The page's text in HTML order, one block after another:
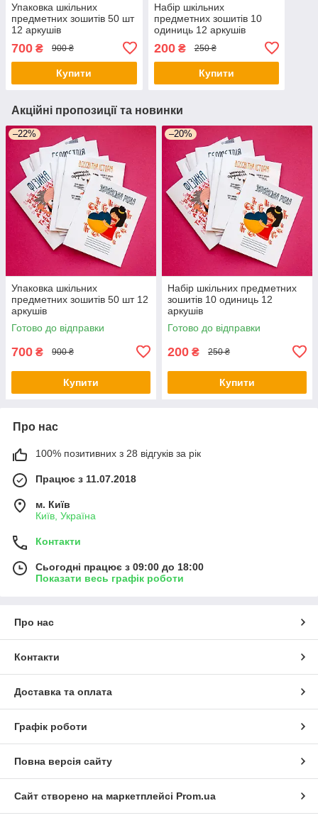
Упаковка шкільних
предметних зошитів 50 шт
12 аркушів
700 ₴ 900 ₴
Купити
Набір шкільних
предметних зошитів 10
одиниць 12 аркушів
200₴ 250 ₴
Купити
Акційні пропозиції та новинки
–22%
Упаковка шкільних
предметних зошитів 50 шт 12
аркушів
Готово до відправки
700 ₴ 900 ₴
Купити
–20%
Набір шкільних предметних
зошитів 10 одиниць 12
аркушів
Готово до відправки
200 ₴ 250 ₴
Купити
Про нас
100% позитивних з 28 відгуків за рік
Працює з 11.07.2018
м. Київ
Київ, Україна
Контакти
Сьогодні працює з 09:00 до 18:00
Показати весь графік роботи
Про нас
Контакти
Доставка та оплата
Графік роботи
Повна версія сайту
Сайт створено на маркетплейсі Prom.ua